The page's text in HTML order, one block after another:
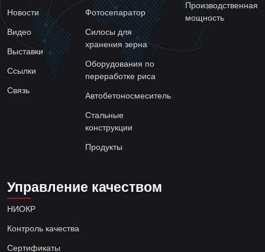
Новости
Видео
Выставки
Ссылки
Связь
Фотосепаратор
Силосы для
хранения зерна
Оборудования по
переработке риса
Автобетоносмеситель
Стальные
конструкции
Продукты
Производственная
мощность
Управление качеством
НИОКР
Контроль качества
Сертификаты